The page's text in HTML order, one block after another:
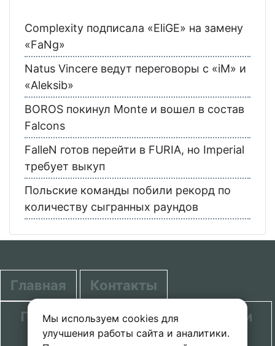
Мы используем cookies для
улучшения работы сайта и аналитики.
Complexity подписала «EliGE» на замену
«FaNg»
Natus Vincere ведут переговоры с «iM» и
«Aleksib»
BOROS покинул Monte и вошел в состав
Falcons
FalleN готов перейти в FURIA, но Imperial
требует выкуп
Польские команды побили рекорд по
количеству сыгранных раундов
Главная
Контакты
Политика в отношении обработки
персональных данных